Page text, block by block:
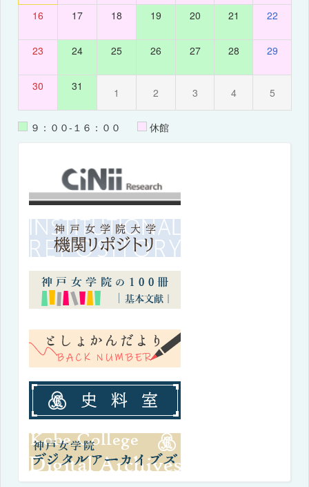
16 17 18 19 20 21 22
23 24 25 26 27 28 29
30 31 1 2 3 4 5
９：００-１６：００ 休館